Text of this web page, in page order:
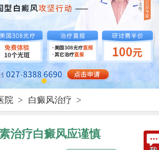
院 > 白癜风治疗 >
治疗白癜风应谨慎